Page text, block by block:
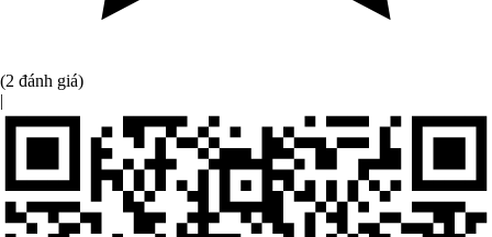
(2 đánh giá)
|